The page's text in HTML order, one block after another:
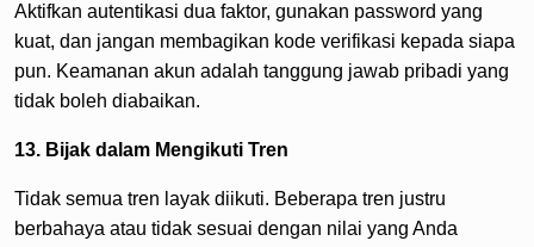
Aktifkan autentikasi dua faktor, gunakan password yang
kuat, dan jangan membagikan kode verifikasi kepada siapa
pun. Keamanan akun adalah tanggung jawab pribadi yang
tidak boleh diabaikan.
13. Bijak dalam Mengikuti Tren
Tidak semua tren layak diikuti. Beberapa tren justru
berbahaya atau tidak sesuai dengan nilai yang Anda